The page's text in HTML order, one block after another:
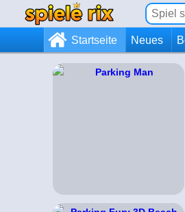
Startseite Neues